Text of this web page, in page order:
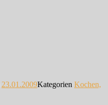
23.01.2009Kategorien Kochen,